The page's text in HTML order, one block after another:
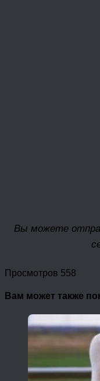
Вы можете
Просмотров 558
Вам может также